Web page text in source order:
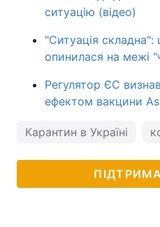
ситуацію (відео)
"Ситуація
опинилася на межі
Регулятор ЄС
ефектом вакцини
Карантин в Україні